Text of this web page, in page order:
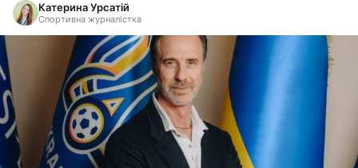
Катерина Урсатій
Спортивна журналістка